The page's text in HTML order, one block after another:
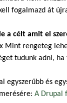
fogalmazd át
a célt amit el
Mint rengeteg
tudunk adni,
egyszerűbb és
A Drupal